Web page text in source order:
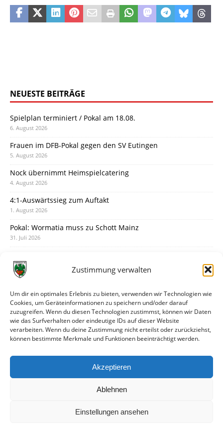
Zustimmung verwalten
Um dir ein optimales Erlebnis zu bieten, verwenden wir Technologien wie
Cookies, um Geräteinformationen zu speichern und/oder darauf
zuzugreifen. Wenn du diesen Technologien zustimmst, können wir Daten
wie das Surfverhalten oder eindeutige IDs auf dieser Website
verarbeiten. Wenn du deine Zustimmung nicht erteilst oder zurückziehst,
können bestimmte Merkmale und Funktionen beeinträchtigt werden.
Akzeptieren
Ablehnen
Einstellungen ansehen
NEUESTE BEITRÄGE
Spielplan terminiert / Pokal am 18.08.
6. August 2026
Frauen im DFB-Pokal gegen den SV Eutingen
5. August 2026
Nock übernimmt Heimspielcatering
4. August 2026
4:1-Auswärtssieg zum Auftakt
1. August 2026
Pokal: Wormatia muss zu Schott Mainz
31. Juli 2026
30. Juli 2026
28. Juli 2026
Neuer Rückensponsor
28. Juli 2026
Neue Podcast-Folge: So tickt Björn!
Eindrücke vom Stadionfest
27. Juli 2026